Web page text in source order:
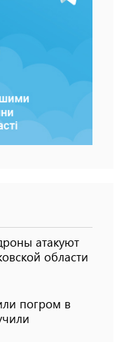
атакуют
области
погром в